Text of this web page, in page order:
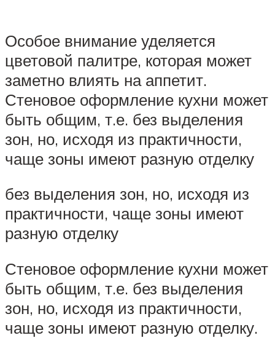
Особое внимание уделяется
цветовой палитре, которая может
заметно влиять на аппетит.
Стеновое оформление кухни может
быть общим, т.е. без выделения
зон, но, исходя из практичности,
чаще зоны имеют разную отделку
без выделения зон, но, исходя из
практичности, чаще зоны имеют
разную отделку
Стеновое оформление кухни может
быть общим, т.е. без выделения
зон, но, исходя из практичности,
чаще зоны имеют разную отделку.